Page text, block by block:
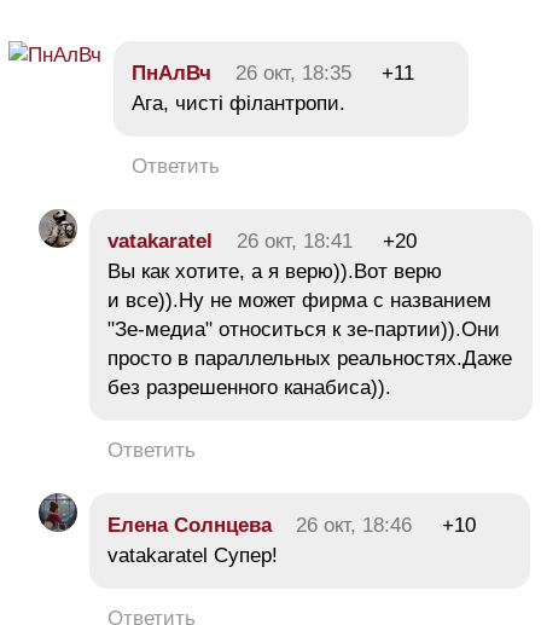
ПнАлВч 26 окт, 18:35
+11
Ага, чисті філантропи.
Ответить
vatakaratel 26 окт, 18:41
+20
Вы как хотите, а я верю)).Вот верю
и все)).Ну не может фирма с названием
"Зе-медиа" относиться к зе-партии)).Они
просто в параллельных реальностях.Даже
без разрешенного канабиса)).
Ответить
Елена Солнцева 26 окт, 18:46
+10
vatakaratel Супер!
Ответить